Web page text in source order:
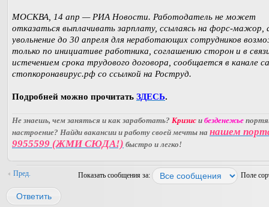
МОСКВА, 14 апр — РИА Новости. Работодатель не может
отказаться выплачивать зарплату, ссылаясь на форс-мажор,
увольнение до 30 апреля для неработающих сотрудников
только по инициативе работника, соглашению сторон и в
истечением срока трудового договора, сообщается в канале
стопкоронавирус.рф со ссылкой на Роструд.
Подробней можно прочитать ЗДЕСЬ.
Не знаешь, чем заняться и как заработать? Кризис и безденежье
настроение? Найди вакансии и работу своей мечты на нашем
9955599 (ЖМИ СЮДА!) быстро и легко!
Пред. Показать сообщения за: Поле
Ответить